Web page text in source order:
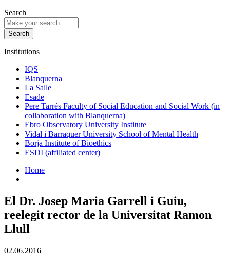
Search
Institutions
IQS
Blanquerna
La Salle
Esade
Pere Tarrés Faculty of Social Education and Social Work (in
collaboration with Blanquerna)
Ebro Observatory University Institute
Vidal i Barraquer University School of Mental Health
Borja Institute of Bioethics
ESDI (affiliated center)
Home
El Dr. Josep Maria Garrell i Guiu,
reelegit rector de la Universitat Ramon
Llull
02.06.2016